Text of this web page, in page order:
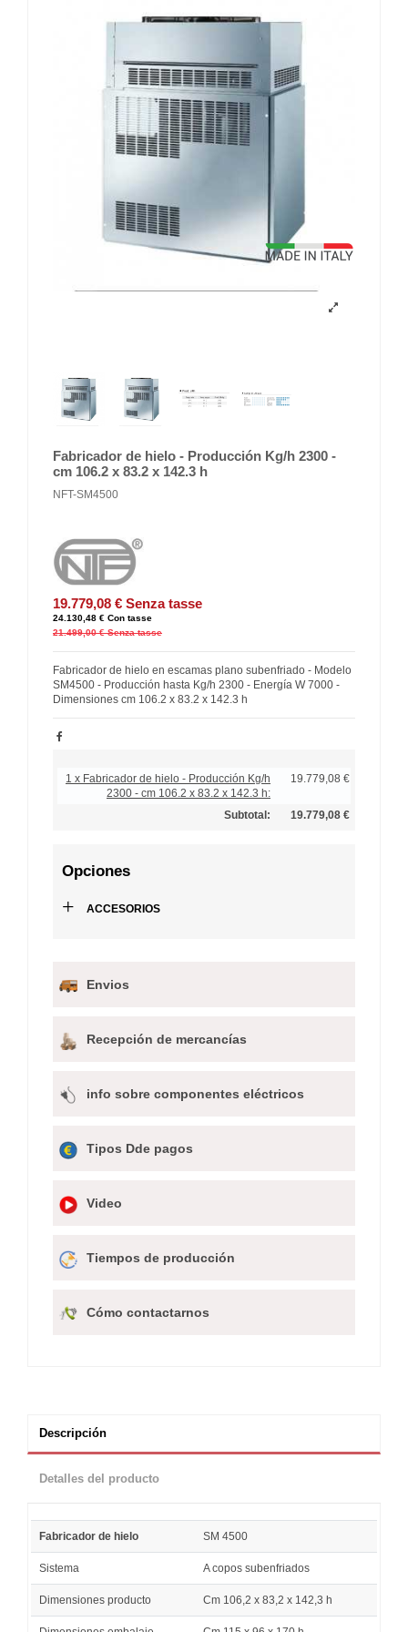
Fabricador de hielo - Producción Kg/h 2300 -
cm 106.2 x 83.2 x 142.3 h
NFT-SM4500
19.779,08 € Senza tasse
24.130,48 € Con tasse
21.499,00 € Senza tasse
Fabricador de hielo en escamas plano subenfriado - Modelo
SM4500 - Producción hasta Kg/h 2300 - Energía W 7000 -
Dimensiones cm 106.2 x 83.2 x 142.3 h
1 x Fabricador de hielo - Producción Kg/h
2300 - cm 106.2 x 83.2 x 142.3 h:
19.779,08 €
Subtotal: 19.779,08 €
Opciones
+ ACCESORIOS
Envios
Recepción de mercancías
info sobre componentes eléctricos
Tipos Dde pagos
Video
Tiempos de producción
Cómo contactarnos
Descripción
Detalles del producto
Fabricador de hielo SM 4500
Sistema A copos subenfriados
Dimensiones producto Cm 106,2 x 83,2 x 142,3 h